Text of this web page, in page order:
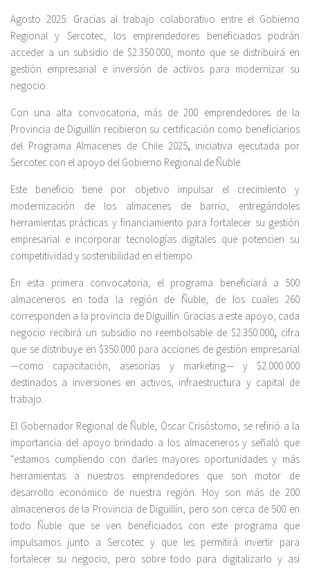
Agosto 2025: Gracias al trabajo colaborativo entre el Gobierno
Regional y Sercotec, los emprendedores beneficiados podrán
acceder a un subsidio de $2.350.000, monto que se distribuirá en
gestión empresarial e inversión de activos para modernizar su
negocio.
Con una alta convocatoria, más de 200 emprendedores de la
Provincia de Diguillín recibieron su certificación como beneficiarios
del Programa Almacenes de Chile 2025, iniciativa ejecutada por
Sercotec con el apoyo del Gobierno Regional de Ñuble.
Este beneficio tiene por objetivo impulsar el crecimiento y
modernización de los almacenes de barrio, entregándoles
herramientas prácticas y financiamiento para fortalecer su gestión
empresarial e incorporar tecnologías digitales que potencien su
competitividad y sostenibilidad en el tiempo.
En esta primera convocatoria, el programa beneficiará a 500
almaceneros en toda la región de Ñuble, de los cuales 260
corresponden a la provincia de Diguillín. Gracias a este apoyo, cada
negocio recibirá un subsidio no reembolsable de $2.350.000, cifra
que se distribuye en $350.000 para acciones de gestión empresarial
—como capacitación, asesorías y marketing— y $2.000.000
destinados a inversiones en activos, infraestructura y capital de
trabajo.
El Gobernador Regional de Ñuble, Óscar Crisóstomo, se refirió a la
importancia del apoyo brindado a los almaceneros y señaló que
“estamos cumpliendo con darles mayores oportunidades y más
herramientas a nuestros emprendedores que son motor de
desarrollo económico de nuestra región. Hoy son más de 200
almaceneros de la Provincia de Diguillín, pero son cerca de 500 en
todo Ñuble que se ven beneficiados con este programa que
impulsamos junto a Sercotec y que les permitirá invertir para
fortalecer su negocio, pero sobre todo para digitalizarlo y así